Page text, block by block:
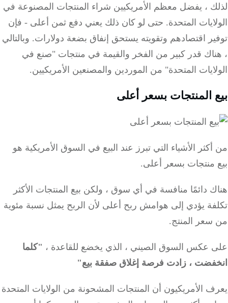
، يفضل معظم الأمريكيين شراء المنتجات المصنوعة في
المتحدة.حتى لو كان ذلك يعني دفع ثمن أعلى - فإن
اقتصادهم وتقويته يستحق إنفاق بضعة دولارات.وبالتالي
قدر كبير من الفخر والقيمة في منتجات "صنع في
المتحدة" من الموردين والمصنعين الأمريكيين.
المنتجات بسعر أعلى
الأشياء التي تبرز عند البيع في السوق الأمريكية هو
منتجات بسعر أعلى.
دائمًا منافسة في أي سوق ، ولكن بيع المنتجات الأكثر
يؤدي إلى هوامش ربح أعلى لأن الربح يمثل نسبة مئوية
المنتج.
عكس السوق الصيني ، الذي يخضع للقاعدة ،"كلما
، زادت فرصة إغلاق صفقة بيع"
الأمريكيون أن المنتجات المشحونة من الولايات المتحدة